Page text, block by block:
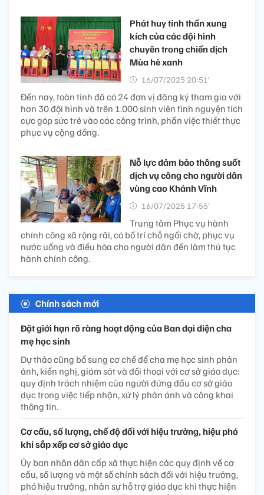
Phát huy tinh thần xung
kích của các đội hình
chuyên trong chiến dịch
Mùa hè xanh
16/07/2025 20:51’
Đến nay, toàn tỉnh đã có 24 đơn vị đăng ký tham gia với
hơn 30 đội hình và trên 1.000 sinh viên tình nguyện tích
cực góp sức trẻ vào các công trình, phần việc thiết thực
phục vụ cộng đồng.
Nỗ lực đảm bảo thông suốt
dịch vụ công cho người dân
vùng cao Khánh Vĩnh
16/07/2025 17:55’
Trung tâm Phục vụ hành
chính công xã rộng rãi, có bố trí chỗ ngồi chờ, phục vụ
nước uống và điều hòa cho người dân đến làm thủ tục
hành chính công.
Chính sách mới
Đặt giới hạn rõ ràng hoạt động của Ban đại diện cha
mẹ học sinh
Dự thảo cũng bổ sung cơ chế để cha mẹ học sinh phản
ánh, kiến nghị, giám sát và đối thoại với cơ sở giáo dục;
quy định trách nhiệm của người đứng đầu cơ sở giáo
dục trong việc tiếp nhận, xử lý phản ánh và công khai
thông tin.
Cơ cấu, số lượng, chế độ đối với hiệu trưởng, hiệu phó
khi sắp xếp cơ sở giáo dục
Ủy ban nhân dân cấp xã thực hiện các quy định về cơ
cấu, số lượng và một số chính sách đối với hiệu trưởng,
phó hiệu trưởng, nhân sự hỗ trợ giáo dục khi thực hiện